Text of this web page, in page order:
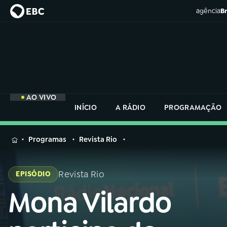
agência
AO VIVO
INÍCIO
A RÁDIO PROGRAMAÇÃO
MENU
Buscar
na
Rádio
na
Rádio
Programas Revista Rio
EPISÓDIO Revista Rio
Mona Vilardo